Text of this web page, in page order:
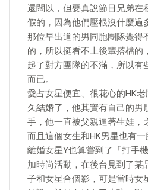
還闊以，但要真說節目兄弟在
假的，因為他們壓根沒什麼過
那位早出道的男同胞團隊覺得
的，所以挺看不上後輩搭檔的
起了對方團隊的不滿，所以有
而已。
愛占女星便宜、很花心的HK
久結婚了，他其實有自己的男
手，他一直被父親逼著生娃，
而且這個女生和HK男星也有一
離婚女星Y也算嘗到了「打手
加時尚活動，在後台見到了某
子和女星合個影，可是當時女